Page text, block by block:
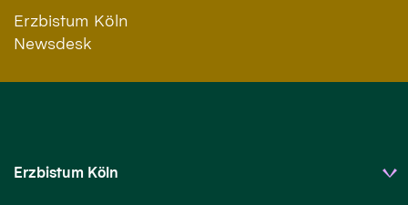
Erzbistum Köln
Newsdesk
Erzbistum Köln